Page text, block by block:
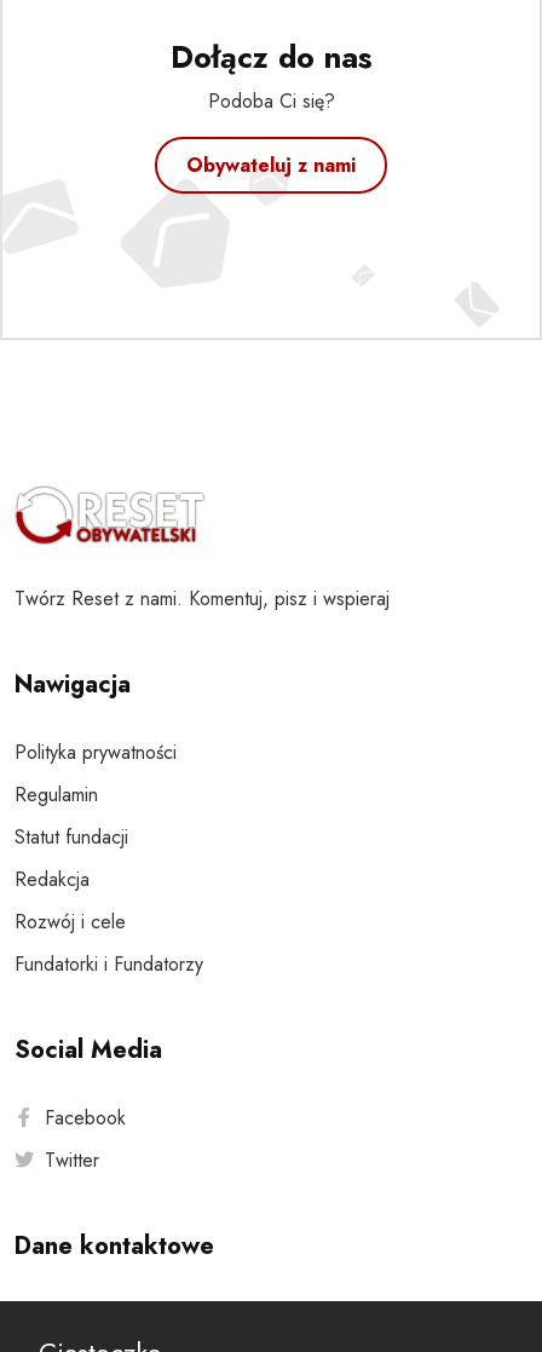
Dołącz do nas
Podoba Ci się?
Obywateluj z nami
Twórz Reset z nami. Komentuj, pisz i wspieraj
Nawigacja
Polityka prywatności
Regulamin
Statut fundacji
Redakcja
Rozwój i cele
Fundatorki i Fundatorzy
Social Media
Facebook
Twitter
Dane kontaktowe